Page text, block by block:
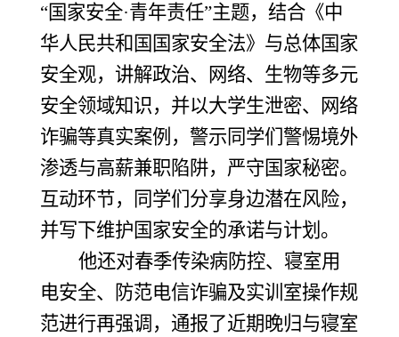
“国家安全·青年责任”主题，结合《中
华人民共和国国家安全法》与总体国家
安全观，讲解政治、网络、生物等多元
安全领域知识，并以大学生泄密、网络
诈骗等真实案例，警示同学们警惕境外
渗透与高薪兼职陷阱，严守国家秘密。
互动环节，同学们分享身边潜在风险，
并写下维护国家安全的承诺与计划。
他还对春季传染病防控、寝室用
电安全、防范电信诈骗及实训室操作规
范进行再强调，通报了近期晚归与寝室